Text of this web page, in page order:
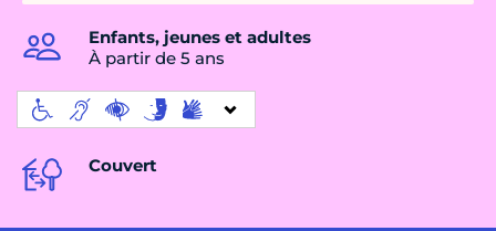
Enfants, jeunes et adultes
À partir de 5 ans
Couvert